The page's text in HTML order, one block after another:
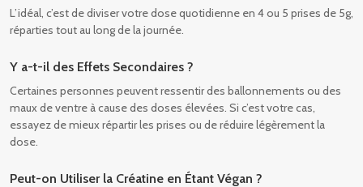
L’idéal, c’est de diviser votre dose quotidienne en 4 ou 5 prises de 5g,
réparties tout au long de la journée.
Y a-t-il des Effets Secondaires ?
Certaines personnes peuvent ressentir des ballonnements ou des
maux de ventre à cause des doses élevées. Si c’est votre cas,
essayez de mieux répartir les prises ou de réduire légèrement la
dose.
Peut-on Utiliser la Créatine en Étant Végan ?